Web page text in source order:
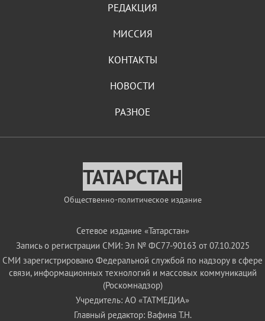
РЕДАКЦИЯ
МИССИЯ
КОНТАКТЫ
НОВОСТИ
РАЗНОЕ
ТАТАРСТАН
Общественно-политическое издание
Сетевое издание «Татарстан»
Запись о регистрации СМИ: Эл № ФС77-90163 от 07.10.2025
СМИ зарегистрировано Федеральной службой по надзору в сфере
связи, информационных технологий и массовых коммуникаций
(Роскомнадзор)
Учредитель: АО «ТАТМЕДИА»
Главный редактор: Вафина Т.Н.